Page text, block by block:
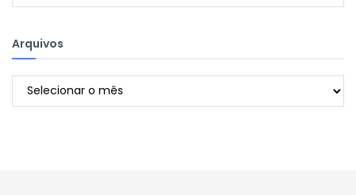
Arquivos
Arquivos